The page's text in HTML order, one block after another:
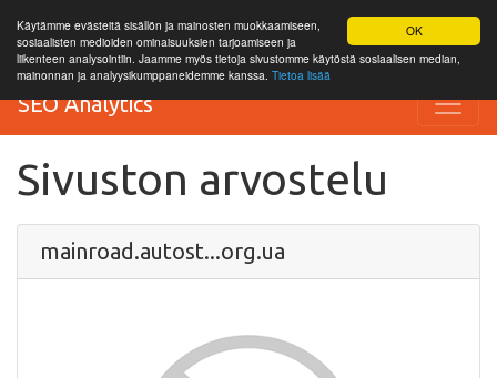
OK
Käytämme evästeitä sisällön ja mainosten muokkaamiseen,
sosiaalisten medioiden ominaisuuksien tarjoamiseen ja
liikenteen analysointiin. Jaamme myös tietoja sivustomme käytöstä sosiaalisen median,
mainonnan ja analyysikumppaneidemme kanssa. Tietoa lisää
SEO Analytics
Sivuston arvostelu
mainroad.autost...org.ua